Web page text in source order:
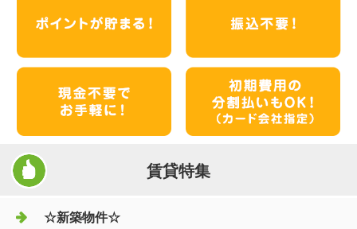
賃貸特集
☆新築物件☆